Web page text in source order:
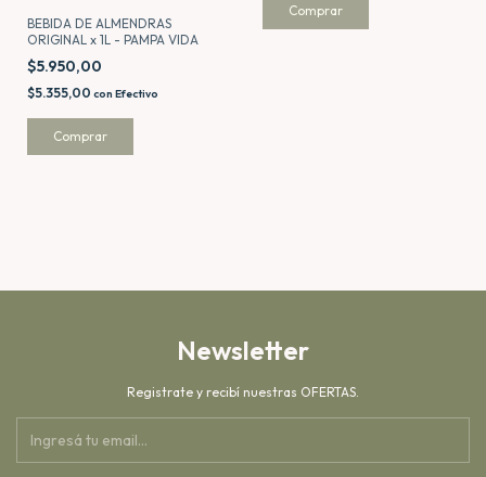
BEBIDA DE ALMENDRAS
ORIGINAL x 1L - PAMPA VIDA
$5.950,00
$5.355,00 con Efectivo
Newsletter
Registrate y recibí nuestras OFERTAS.